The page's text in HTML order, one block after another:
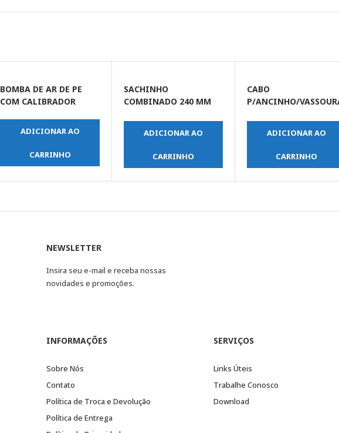
BOMBA DE AR DE PE
COM CALIBRADOR
ADICIONAR AO
CARRINHO
SACHINHO
COMBINADO 240 MM
PLASTICO
ADICIONAR AO
CARRINHO
CABO
P/ANCINHO/
ADICIONAR AO
CARRINHO
NEWSLETTER
Insira seu e-mail e receba nossas
novidades e promoções.
INFORMAÇÕES
Sobre Nós
Contato
Política de Troca e Devolução
Política de Entrega
SERVIÇOS
Links Úteis
Trabalhe Conosco
Download